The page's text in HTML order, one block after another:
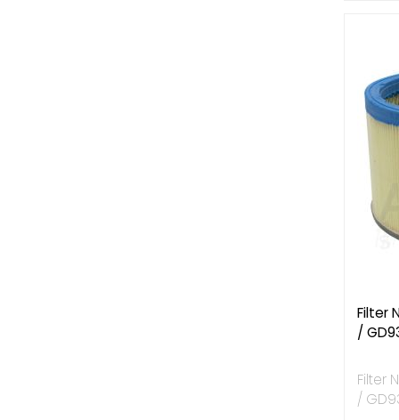
Filter
/
Filter
/